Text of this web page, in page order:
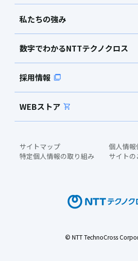
私たちの強み
数字でわかるNTTテクノクロス
採用情報
WEBストア
サイトマップ
個人情
特定個人情報の取り組み
サイト
© NTT TechnoCross